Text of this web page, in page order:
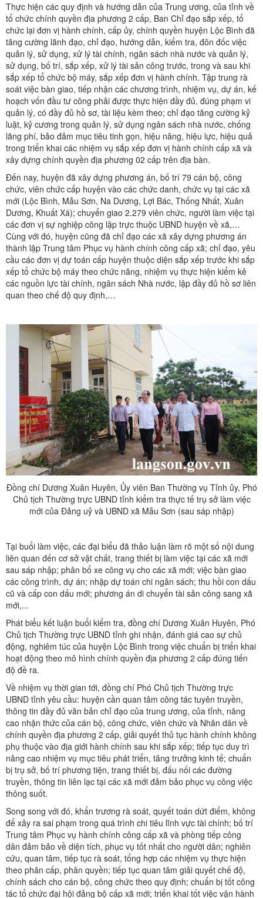
Thực hiện các quy định và hướng dẫn của Trung ương, của tỉnh về
tổ chức chính quyền địa phương 2 cấp, Ban Chỉ đạo sắp xếp, tổ
chức lại đơn vị hành chính, cấp ủy, chính quyền huyện Lộc Bình đã
tăng cường lãnh đạo, chỉ đạo, hướng dẫn, kiểm tra, đôn đốc việc
quản lý, sử dụng, xử lý tài chính, ngân sách nhà nước và quản lý,
sử dụng, bố trí, sắp xếp, xử lý tài sản công trước, trong và sau khi
sắp xếp tổ chức bộ máy, sắp xếp đơn vị hành chính. Tập trung rà
soát việc bàn giao, tiếp nhận các chương trình, nhiệm vụ, dự án, kế
hoạch vốn đầu tư công phải được thực hiện đầy đủ, đúng phạm vi
quản lý, có đầy đủ hồ sơ, tài liệu kèm theo; chỉ đạo tăng cường kỷ
luật, kỷ cương trong quản lý, sử dụng ngân sách nhà nước, chống
lãng phí, bảo đảm mục tiêu tinh gọn, hiệu năng, hiệu lực, hiệu quả
trong triển khai các nhiệm vụ sắp xếp đơn vị hành chính cấp xã và
xây dựng chính quyền địa phương 02 cấp trên địa bàn.
Đến nay, huyện đã xây dựng phương án, bố trí 79 cán bộ, công
chức, viên chức cấp huyện vào các chức danh, chức vụ tại các xã
mới (Lộc Bình, Mẫu Sơn, Na Dương, Lợi Bác, Thống Nhất, Xuân
Dương, Khuất Xá); chuyển giao 2.279 viên chức, người làm việc tại
các đơn vị sự nghiệp công lập trực thuộc UBND huyện về xã,…
Cùng với đó, huyện cũng đã chỉ đạo các xã xây dựng phương án
thành lập Trung tâm Phục vụ hành chính công cấp xã; chỉ đạo, yêu
cầu các đơn vị dự toán cấp huyện thuộc diện sắp xếp trước khi sắp
xếp tổ chức bộ máy theo chức năng, nhiệm vụ thực hiện kiểm kê
các nguồn lực tài chính, ngân sách Nhà nước, lập đầy đủ hồ sơ liên
quan theo chế độ quy định,…
Đồng chí Dương Xuân Huyên, Ủy viên Ban Thường vụ Tỉnh ủy, Phó
Chủ tịch Thường trực UBND tỉnh kiểm tra thực tế trụ sở làm việc
mới của Đảng uỷ và UBND xã Mẫu Sơn (sau sáp nhập)
Tại buổi làm việc, các đại biểu đã thảo luận làm rõ một số nội dung
liên quan đến cơ sở vật chất, trang thiết bị làm việc tại các xã mới
sau sáp nhập; phân bổ xe công vụ cho các xã mới; việc bàn giao
các công trình, dự án; nhập dự toán chi ngân sách; thu hồi con dấu
cũ và cấp con dấu mới; phương án di chuyển tài sản công sang xã
mới,...
Phát biểu kết luận buổi kiểm tra, đồng chí Dương Xuân Huyên, Phó
Chủ tịch Thường trực UBND tỉnh ghi nhận, đánh giá cao sự chủ
động, nghiêm túc của huyện Lộc Bình trong việc chuẩn bị triển khai
hoạt động theo mô hình chính quyền địa phương 2 cấp đúng tiến
độ đề ra.
Về nhiệm vụ thời gian tới, đồng chí Phó Chủ tịch Thường trực
UBND tỉnh yêu cầu: huyện cần quan tâm công tác tuyên truyền,
thông tin đầy đủ văn bản chỉ đạo của trung ương, của tỉnh, nâng
cao nhận thức của cán bộ, công chức, viên chức và Nhân dân về
chính quyền địa phương 2 cấp, giải quyết thủ tục hành chính không
phụ thuộc vào địa giới hành chính sau khi sắp xếp; tiếp tục duy trì
nâng cao nhiệm vụ mục tiêu phát triển, tăng trưởng kinh tế; chuẩn
bị trụ sở, bố trí phương tiện, trang thiết bị, đấu nối các đường
truyền, thông tin liên lạc tại các xã mới đảm bảo phục vụ công việc
thông suốt.
Song song với đó, khẩn trương rà soát, quyết toán dứt điểm, không
để xảy ra sai phạm trong quá trình chi tiêu lĩnh vực tài chính; bố trí
Trung tâm Phục vụ hành chính công cấp xã và phòng tiếp công
dân đảm bảo về diện tích, phục vụ tốt nhất cho người dân; nghiên
cứu, quan tâm, tiếp tục rà soát, tổng hợp các nhiệm vụ thực hiện
theo phân cấp, phân quyền; tiếp tục quan tâm giải quyết chế độ,
chính sách cho cán bộ, công chức theo quy định; chuẩn bị tốt công
tác tổ chức đại hội đảng bộ cấp xã mới; triển khai tốt việc vận hành